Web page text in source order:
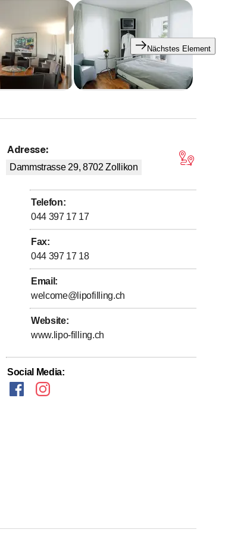
Nächstes Element
Adresse:
Dammstrasse 29, 8702 Zollikon
Telefon:
044 397 17 17
Fax:
044 397 17 18
Email :
welcome@lipofilling.ch
Website:
www.lipo-filling.ch
Social Media: